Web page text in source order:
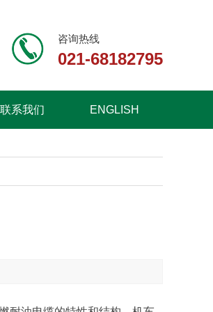
咨询热线
021-68182795
联系我们 ENGLISH